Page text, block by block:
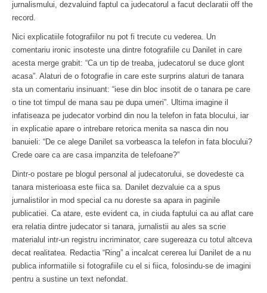
jurnalismului, dezvaluind faptul ca judecatorul a facut declaratii off the
record.
Nici explicatiile fotografiilor nu pot fi trecute cu vederea. Un
comentariu ironic insoteste una dintre fotografiile cu Danilet in care
acesta merge grabit: “Ca un tip de treaba, judecatorul se duce glont
acasa”. Alaturi de o fotografie in care este surprins alaturi de tanara
sta un comentariu insinuant: “iese din bloc insotit de o tanara pe care
o tine tot timpul de mana sau pe dupa umeri”. Ultima imagine il
infatiseaza pe judecator vorbind din nou la telefon in fata blocului, iar
in explicatie apare o intrebare retorica menita sa nasca din nou
banuieli: “De ce alege Danilet sa vorbeasca la telefon in fata blocului?
Crede oare ca are casa impanzita de telefoane?”
Dintr-o postare pe blogul personal al judecatorului, se dovedeste ca
tanara misterioasa este fiica sa. Danilet dezvaluie ca a spus
jurnalistilor in mod special ca nu doreste sa apara in paginile
publicatiei. Ca atare, este evident ca, in ciuda faptului ca au aflat care
era relatia dintre judecator si tanara, jurnalistii au ales sa scrie
materialul intr-un registru incriminator, care sugereaza cu totul altceva
decat realitatea. Redactia “Ring” a incalcat cererea lui Danilet de a nu
publica informatiile si fotografiile cu el si fiica, folosindu-se de imagini
pentru a sustine un text nefondat.